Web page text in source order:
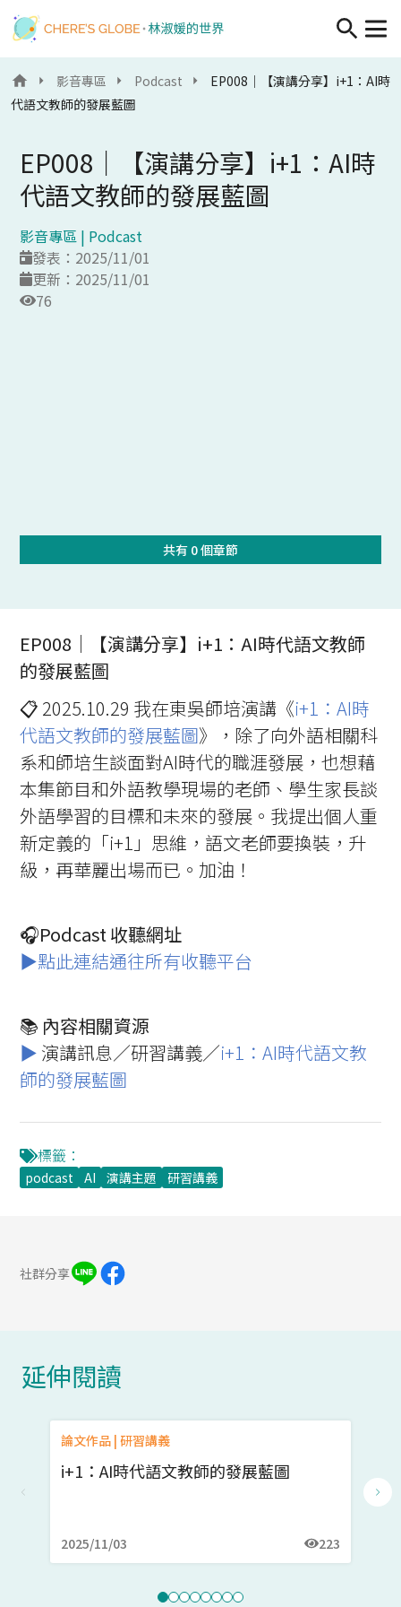
影音專區 Podcast
EP008｜【演講分享】i+1：AI時
代語文教師的發展藍圖
EP008｜【演講分享】i+1：AI時
代語文教師的發展藍圖
影音專區 | Podcast
發表：2025/11/01
更新：2025/11/01
76
共有 0個章節
EP008｜【演講分享】i+1：AI時代語文教師
的發展藍圖
📋️ 2025.10.29 我在東吳師培演講《i+1：AI時
代語文教師的發展藍圖》，除了向外語相關科
系和師培生談面對AI時代的職涯發展，也想藉
本集節目和外語教學現場的老師、學生家長談
外語學習的目標和未來的發展。我提出個人重
新定義的「i+1」思維，語文老師要換裝，升
級，再華麗出場而已。加油！
🎧️Podcast 收聽網址
▶️點此連結通往所有收聽平台
📚️ 內容相關資源
▶️ 演講訊息／研習講義／i+1：AI時代語文教
師的發展藍圖
標籤：
podcast AI 演講主題 研習講義
社群分享
延伸閱讀
論文作品 | 研習講義
i+1：AI時代語文教師的發展藍圖
2025/11/03 223
觀